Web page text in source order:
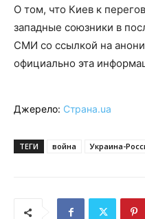
О том, что Киев к
западные союзники в
СМИ со ссылкой на
официально эта
Джерело: Страна.ua
ТЕГИ война Украина-